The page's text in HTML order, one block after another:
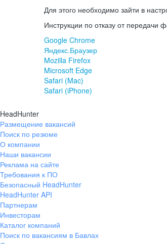
Для этого необходимо зайти в
Инструкции по отказу от передачи
Google Chrome
Яндекс.Браузер
Mozilla Firefox
Microsoft Edge
Safari (Mac)
Safari (iPhone)
HeadHunter
Размещение вакансий
Поиск по резюме
О компании
Наши вакансии
Реклама на сайте
Требования к ПО
Безопасный HeadHunter
HeadHunter API
Партнерам
Инвесторам
Каталог компаний
Поиск по вакансиям в Бавлах